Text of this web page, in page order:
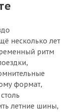
несколько лет
ритм
формат,
летние шины,